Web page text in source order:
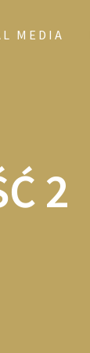
MEDIA
2